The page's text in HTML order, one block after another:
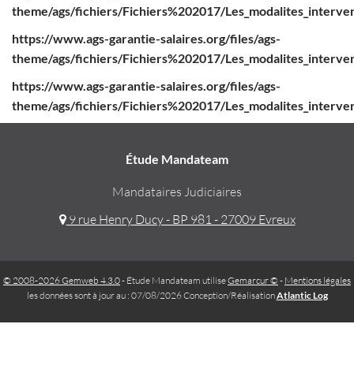
theme/ags/fichiers/Fichiers%202017/
https://www.ags-garantie-salaires.org/files/ags-
theme/ags/fichiers/Fichiers%202017/
https://www.ags-garantie-salaires.org/files/ags-
theme/ags/fichiers/Fichiers%202017/
Étude Mandateam
Mandataires Judiciaires
9 rue Henry Ducy - BP 981 - 27009 Evreux
© 2008-2026 Gemweb 4.3.0- Étude Mandateam utiliseGemarcur © - Mentions légales
les données sont à jour au : 07/08/2026 Conception/RéalisationAtlantic Log